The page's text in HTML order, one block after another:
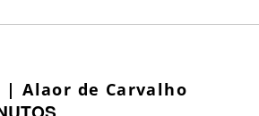
| Alaor de Carvalho